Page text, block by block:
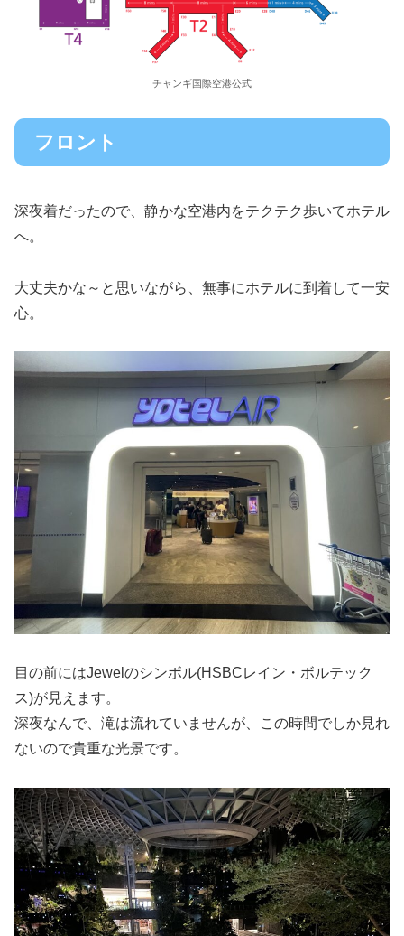
チャンギ国際空港公式
フロント
深夜着だったので、静かな空港内をテクテク歩いてホテル
へ。
大丈夫かな～と思いながら、無事にホテルに到着して一安
心。
目の前にはJewelのシンボル(HSBCレイン・ボルテック
ス)が見えます。
深夜なんで、滝は流れていませんが、この時間でしか見れ
ないので貴重な光景です。